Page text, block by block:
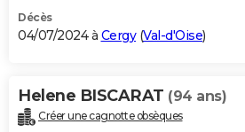
Décès
04/07/2024 à Cergy(Val-d'Oise)
Helene BISCARAT (94 ans)
Créer une cagnotte obsèques